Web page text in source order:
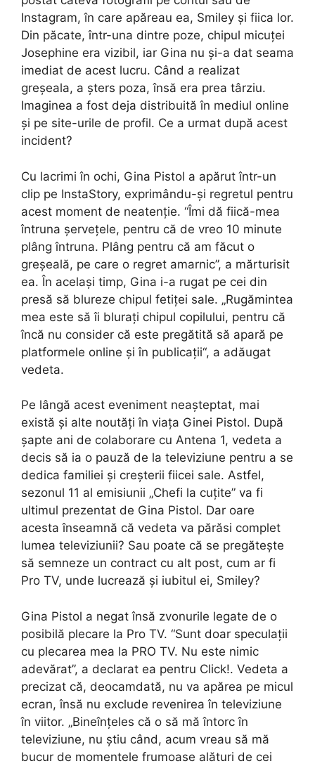
Instagram, în care apăreau ea, Smiley și fiica lor.
Din păcate, într-una dintre poze, chipul micuței
Josephine era vizibil, iar Gina nu și-a dat seama
imediat de acest lucru. Când a realizat
greșeala, a șters poza, însă era prea târziu.
Imaginea a fost deja distribuită în mediul online
și pe site-urile de profil. Ce a urmat după acest
incident?
Cu lacrimi în ochi, Gina Pistol a apărut într-un
clip pe InstaStory, exprimându-și regretul pentru
acest moment de neatenție. “Îmi dă fiică-mea
întruna șervețele, pentru că de vreo 10 minute
plâng întruna. Plâng pentru că am făcut o
greșeală, pe care o regret amarnic”, a mărturisit
ea. În același timp, Gina i-a rugat pe cei din
presă să blureze chipul fetiței sale. „Rugămintea
mea este să îi blurați chipul copilului, pentru că
încă nu consider că este pregătită să apară pe
platformele online și în publicații“, a adăugat
vedeta.
Pe lângă acest eveniment neașteptat, mai
există și alte noutăți în viața Ginei Pistol. După
șapte ani de colaborare cu Antena 1, vedeta a
decis să ia o pauză de la televiziune pentru a se
dedica familiei și creșterii fiicei sale. Astfel,
sezonul 11 al emisiunii „Chefi la cuțite” va fi
ultimul prezentat de Gina Pistol. Dar oare
acesta înseamnă că vedeta va părăsi complet
lumea televiziunii? Sau poate că se pregătește
să semneze un contract cu alt post, cum ar fi
Pro TV, unde lucrează și iubitul ei, Smiley?
Gina Pistol a negat însă zvonurile legate de o
posibilă plecare la Pro TV. “Sunt doar speculații
cu plecarea mea la PRO TV. Nu este nimic
adevărat”, a declarat ea pentru Click!. Vedeta a
precizat că, deocamdată, nu va apărea pe micul
ecran, însă nu exclude revenirea în televiziune
în viitor. „Bineînțeles că o să mă întorc în
televiziune, nu știu când, acum vreau să mă
bucur de momentele frumoase alături de cei